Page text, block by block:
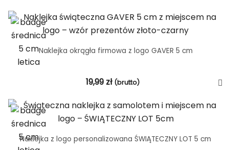
Naklejka okrągła firmowa z logo GAVER 5 cm
19,99 zł (brutto)
Naklejka z logo personalizowana ŚWIĄTECZNY LOT 5 cm